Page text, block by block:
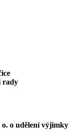
rady
o. o udělení výjimky